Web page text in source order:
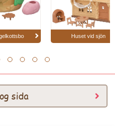
Huset vid sjön
sida